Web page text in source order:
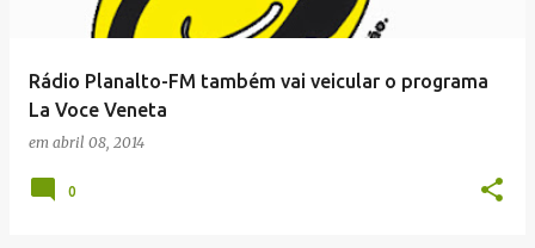
Rádio Planalto-FM também vai veicular o programa
La Voce Veneta
em abril 08, 2014
0